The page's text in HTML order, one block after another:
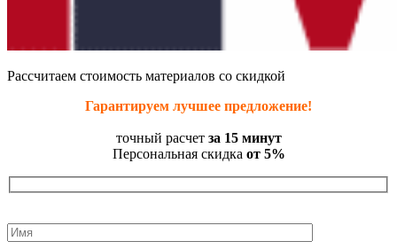
Рассчитаем стоимость материалов со скидкой
Гарантируем лучшее предложение!
точный расчет за 15 минут
Персональная скидка от 5%